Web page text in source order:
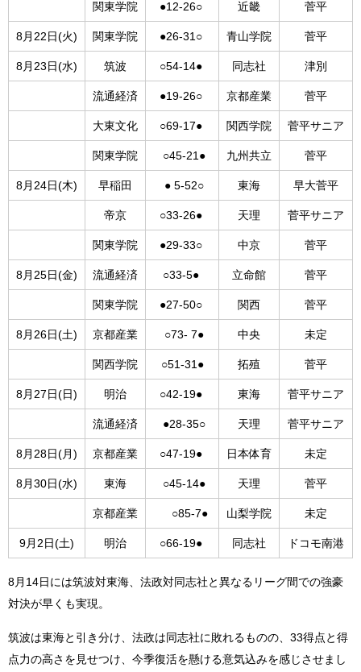
関東学院 ●12-26○ 近畿 菅平
8月22日(火) 関東学院 ●26-31○ 青山学院 菅平
8月23日(水) 筑波 ○54-14● 同志社 津別
流通経済 ●19-26○ 京都産業 菅平
大東文化 ○69-17● 関西学院 菅平サニア
関東学院 ○45-21● 九州共立 菅平
8月24日(木) 早稲田 ● 5-52○ 東海 早大菅平
帝京 ○33-26● 天理 菅平サニア
関東学院 ●29-33○ 中京 菅平
8月25日(金) 流通経済 ○33-5● 立命館 菅平
関東学院 ●27-50○ 関西 菅平
8月26日(土) 京都産業 ○73- 7● 中央 未定
関西学院 ○51-31● 拓殖 菅平
8月27日(日) 明治 ○42-19● 東海 菅平サニア
流通経済 ●28-35○ 天理 菅平サニア
8月28日(月) 京都産業 ○47-19● 日本体育 未定
8月30日(水) 東海 ○45-14● 天理 菅平
京都産業 ○85-7● 山梨学院 未定
9月2日(土) 明治 ○66-19● 同志社 ドコモ南港
8月14日には筑波対東海、法政対同志社と異なるリーグ間での強豪
対決が早くも実現。
筑波は東海と引き分け、法政は同志社に敗れるものの、33得点と得
点力の高さを見せつけ、今季復活を懸ける意気込みを感じさせまし